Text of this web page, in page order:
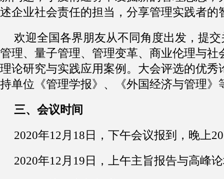
述企业社会责任的担当 ， 分享管理实践者的
欢迎全国各界朋友从不同角度出发 ， 提交
管理、 量子管理、 管理变革、 商业伦理与社
理论研究与实践应用案例 。 大会评选的优秀
持单位 《管理学报》、 《外国经济与管理》
三、 会议时间
2020年1 2 月 1 8 日 ， 下午会议报到 ， 晚上20
2020年12 月 19 日 ， 上午主旨报告与高峰